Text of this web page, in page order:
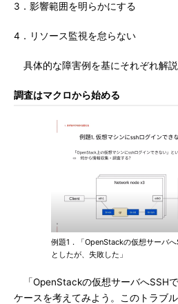
3．影響範囲を明らかにする
4．リソース監視を怠らない
具体的な障害例を基にそれぞれ解説
調査はマクロから始める
例題1．「OpenStackの仮想サーバ
としたが、失敗した」
「OpenStackの仮想サーバへSSH
ケースを考えてみよう。このトラブ